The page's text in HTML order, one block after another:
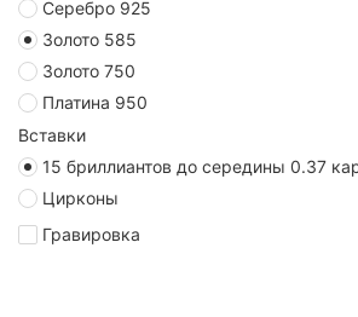
Серебро 925
Золото 585
Золото 750
Платина 950
Вставки
15 бриллиантов до середины 0.37
Цирконы
Гравировка